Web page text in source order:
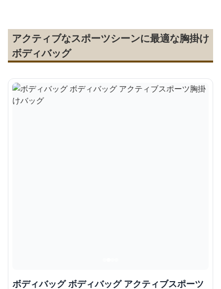
アクティブなスポーツシーンに最適な胸掛け
ボディバッグ
ボディバッグ ボディバッグ アクティブスポーツ